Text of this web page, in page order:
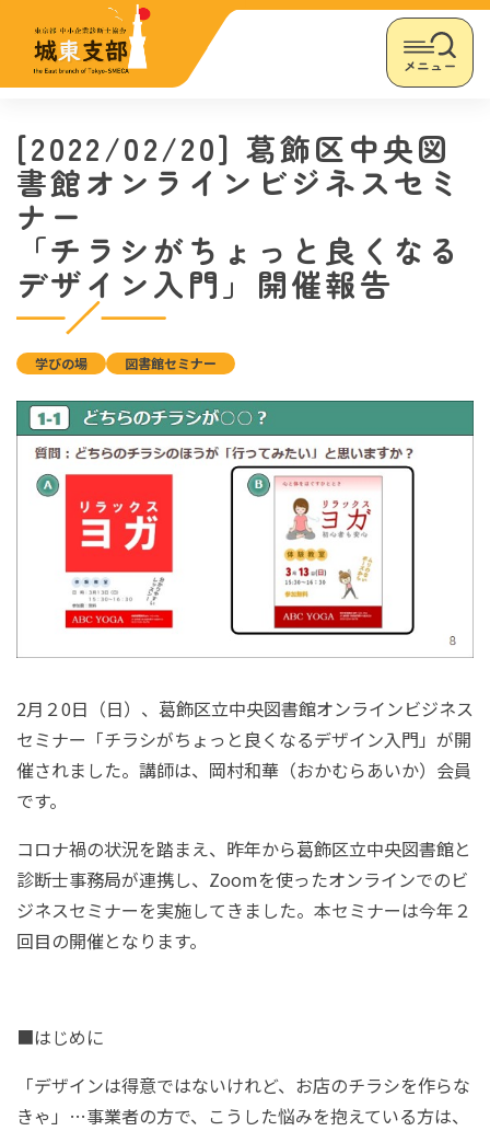
メニュー
[2022/02/20] 葛飾区中央図
書館オンラインビジネスセミ
ナー
「チラシがちょっと良くなる
デザイン入門」開催報告
学びの場 図書館セミナー
2月２0日（日）、葛飾区立中央図書館オンラインビジネス
セミナー「チラシがちょっと良くなるデザイン入門」が開
催されました。講師は、岡村和華（おかむらあいか）会員
です。
コロナ禍の状況を踏まえ、昨年から葛飾区立中央図書館と
診断士事務局が連携し、 Zoomを使ったオンラインでのビ
ジネスセミナーを実施してきました。本セミナーは今年２
回目の開催となります。
■はじめに
「デザインは得意ではないけれど、お店のチラシを作らな
きゃ」…事業者の方で、こうした悩みを抱えている方は、